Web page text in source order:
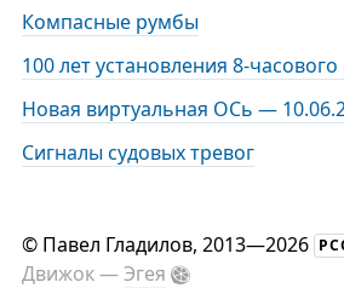
Компасные румбы
100 лет установления 8-
Новая виртуальная ОСь —
Сигналы судовых тревог
© Павел Гладилов, 2013—2026
Движок —Эгея